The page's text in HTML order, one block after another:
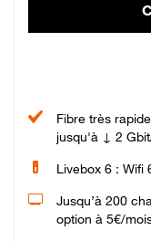
Fibre très
jusqu'à ↓ 2
Livebox 6 : Wifi
Jusqu’à 200
option à 5€/